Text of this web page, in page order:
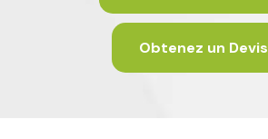
Obtenez un Devis